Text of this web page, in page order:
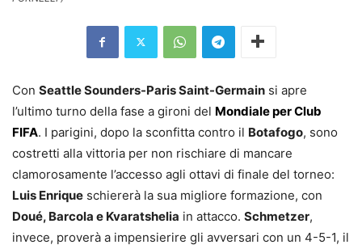
Con Seattle Sounders-Paris Saint-Germain si apre
l’ultimo turno della fase a gironi del Mondiale per Club
FIFA. I parigini, dopo la sconfitta contro il Botafogo, sono
costretti alla vittoria per non rischiare di mancare
clamorosamente l’accesso agli ottavi di finale del torneo:
Luis Enrique schiererà la sua migliore formazione, con
Doué, Barcola e Kvaratshelia in attacco. Schmetzer,
invece, proverà a impensierire gli avversari con un 4-5-1, il